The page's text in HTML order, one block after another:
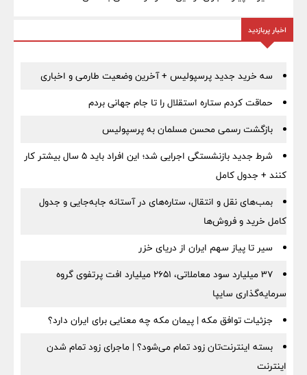
اخبار پربازدید
سه خرید جدید پرسپولیس + آخرین وضعیت طارمی و اخباری
حماقت کردم ستاره استقلال را تا جام جهانی بردم
بازگشت رسمی محسن مسلمان به پرسپولیس
شرط جدید بازنشستگی اجرایی شد؛ این افراد باید ۵ سال بیشتر کار
کنند + جدول کامل
بمب‌های نقل و انتقال، ستاره‌های در آستانه جابه‌جایی و جدول
کامل خرید و فروش‌ها
سیر تا پیاز سهم ایران از دریای خزر
۳۷ میلیارد سود معاملاتی، ۲۶۵۱ میلیارد افت پرتفوی گروه
سرمایه‌گذاری سایپا
جزئیات توافق مکه | پیمان مکه چه معنایی برای ایران دارد؟
بسته اینترنت‌تان زود تمام می‌شود؟ | ماجرای زود تمام شدن
اینترنت